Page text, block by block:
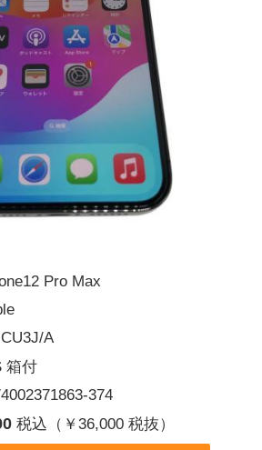
Pro Max
A
付
374
税込（￥36,000 税抜）